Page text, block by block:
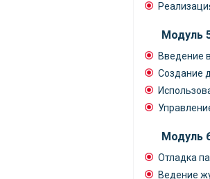
Модуль
Введение
Создание
Модуль
Отладка
Ведение